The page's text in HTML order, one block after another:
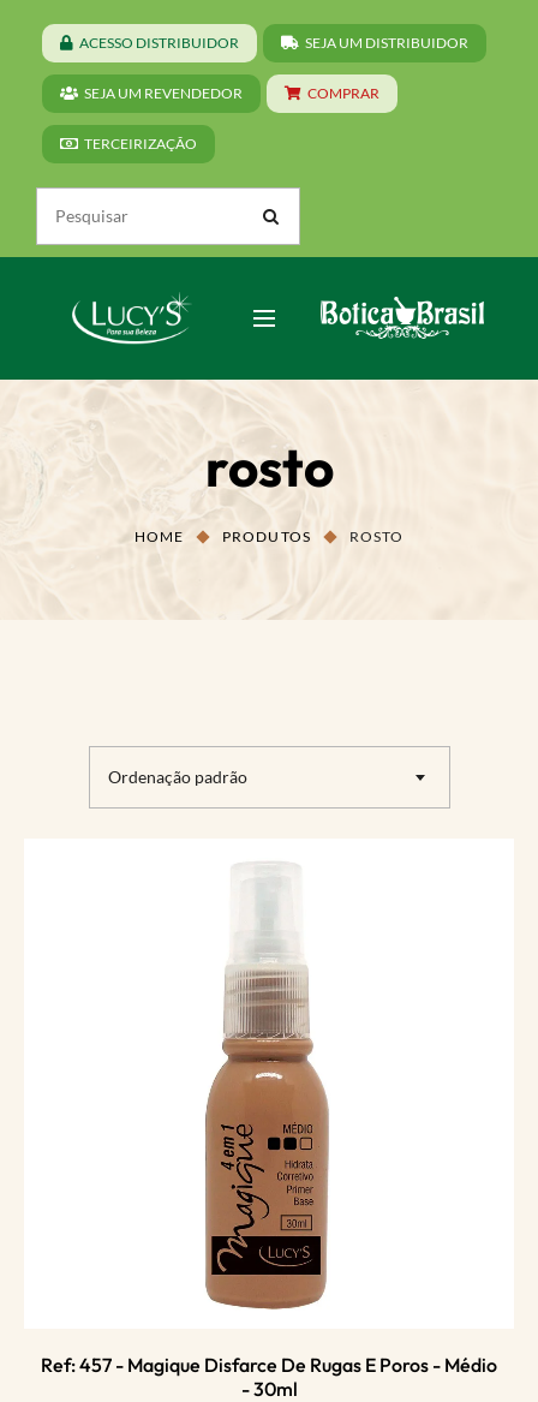
ACESSO DISTRIBUIDOR SEJA UM DISTRIBUIDOR
SEJA UM REVENDEDOR COMPRAR
TERCEIRIZAÇÃO
rosto
HOME PRODUTOS ROSTO
Ordenação padrão
Ref: 457 - Magique Disfarce De Rugas E Poros - Médio
- 30ml